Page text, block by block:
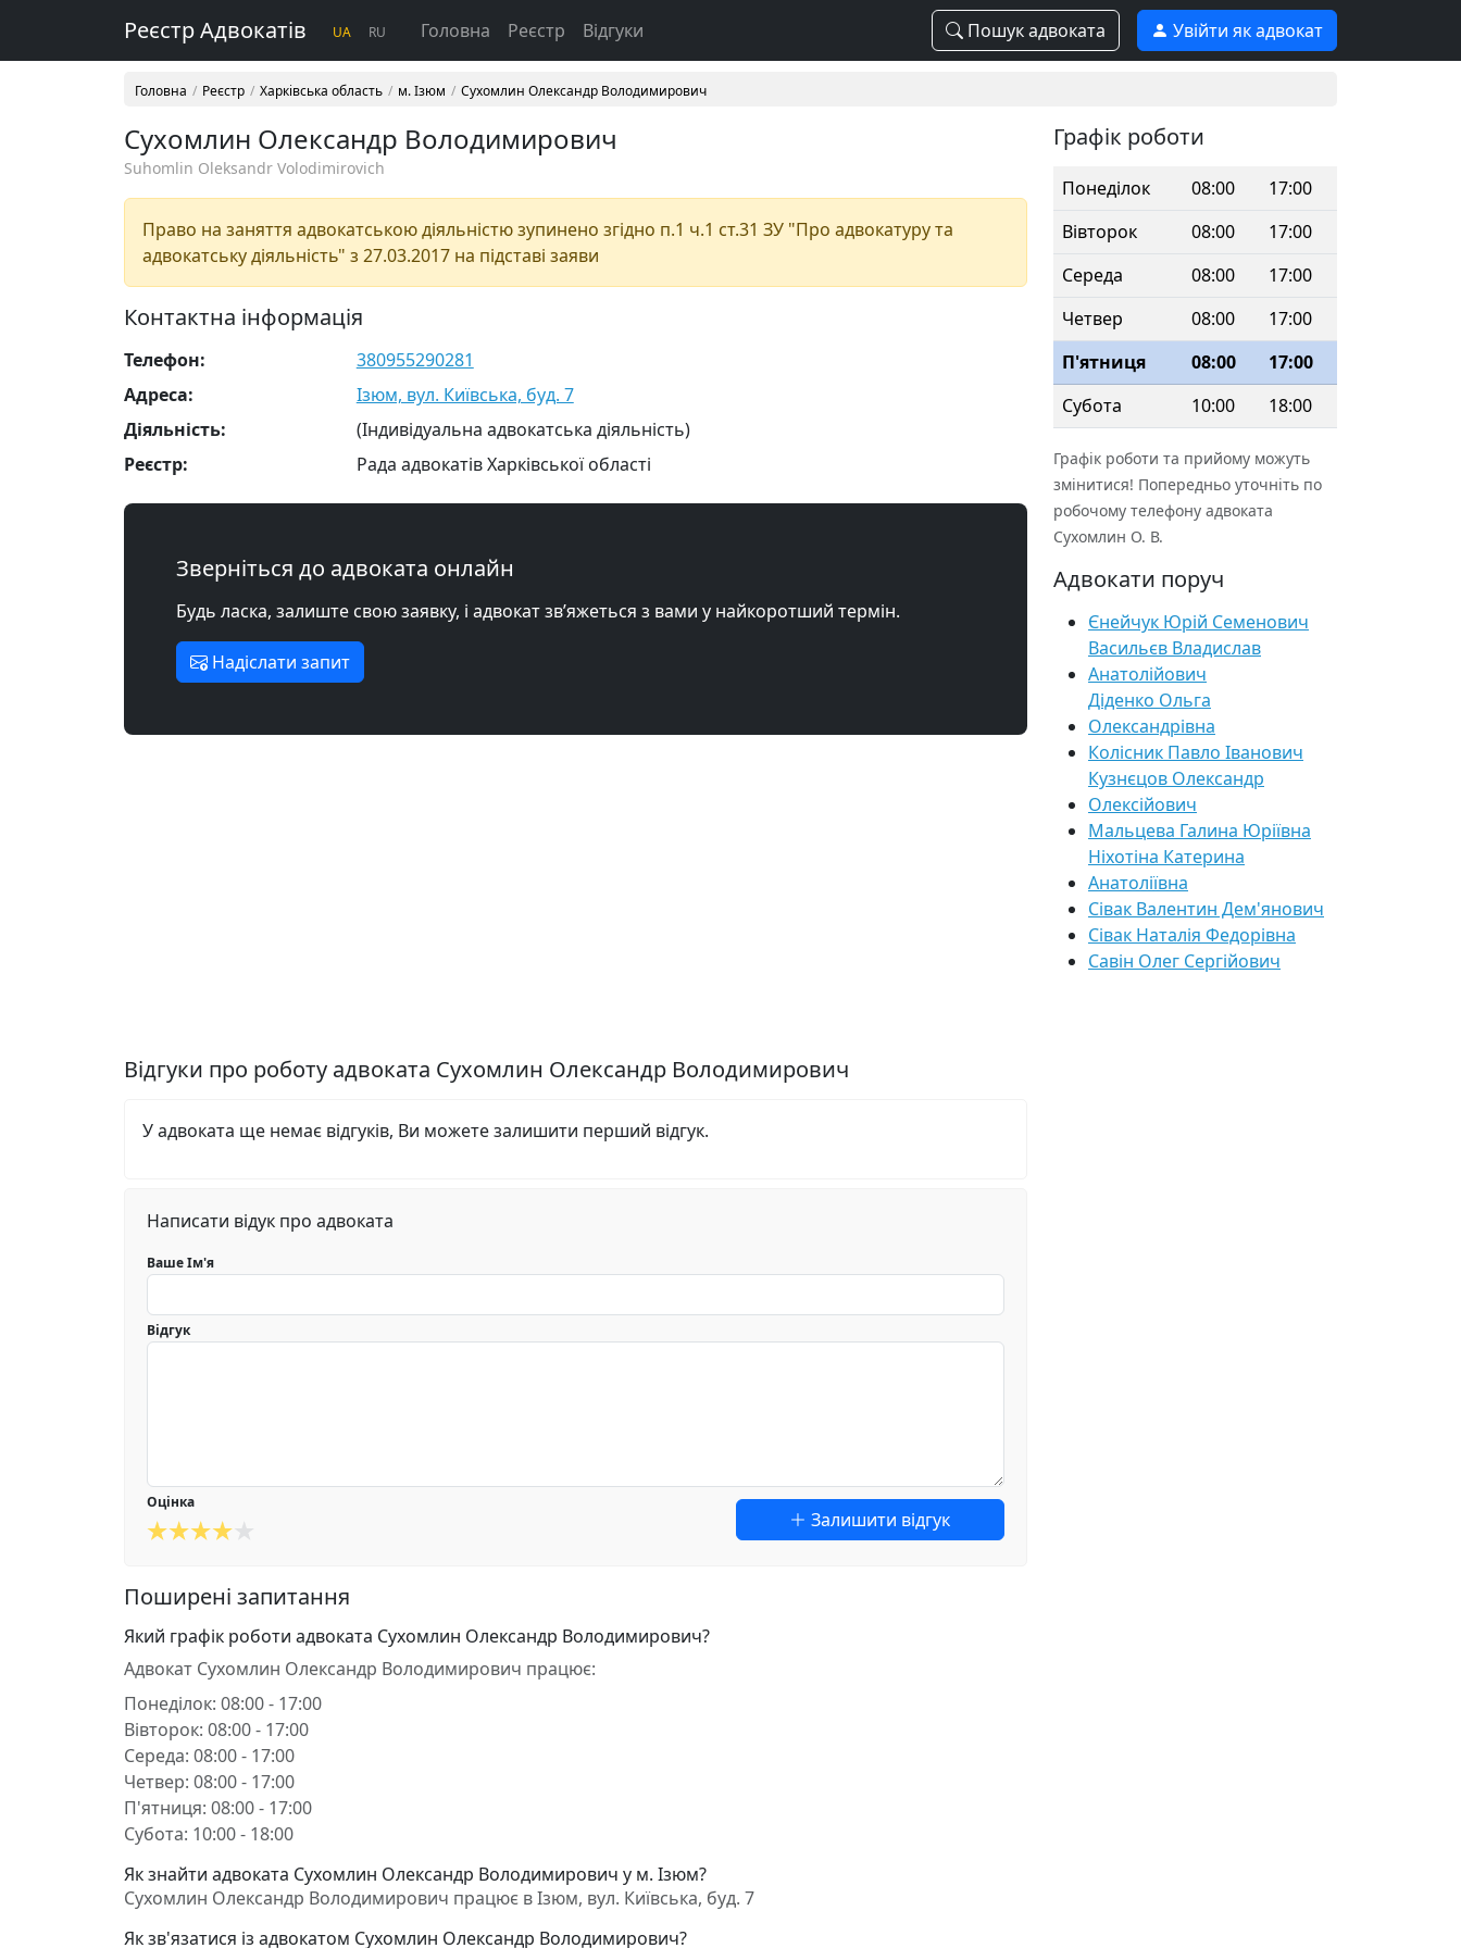
Реєстр Адвокатів UA RU Головна Реєстр Відгуки Пошук адвоката Увійти як адвокат
Головна Реєстр Харківська область м. Ізюм Сухомлин Олександр Володимирович
Сухомлин Олександр Володимирович
Suhomlin Oleksandr Volodimirovich
Право на заняття адвокатською діяльністю зупинено згідно п.1 ч.1 ст.31 ЗУ "Про адвокатуру та
адвокатську діяльність" з 27.03.2017 на підставі заяви
Контактна інформація
Телефон:
380955290281
Адреса:
Ізюм, вул. Київська, буд. 7
Діяльність:
(Індивідуальна адвокатська діяльність)
Реєстр:
Рада адвокатів Харківської області
Зверніться до адвоката онлайн
Будь ласка, залиште свою заявку, і адвокат зв’яжеться з вами у найкоротший термін.
Надіслати запит
Відгуки про роботу адвоката Сухомлин Олександр Володимирович
У адвоката ще немає відгуків, Ви можете залишити перший відгук.
Написати відук про адвоката
Ваше Ім'я
Відгук
Оцінка
Залишити відгук
Поширені запитання
Який графік роботи адвоката Сухомлин Олександр Володимирович?
Адвокат Сухомлин Олександр Володимирович працює:
Понеділок: 08:00 - 17:00
Вівторок: 08:00 - 17:00
Середа: 08:00 - 17:00
Четвер: 08:00 - 17:00
П'ятниця: 08:00 - 17:00
Субота: 10:00 - 18:00
Як знайти адвоката Сухомлин Олександр Володимирович у м. Ізюм?
Сухомлин Олександр Володимирович працює в Ізюм, вул. Київська, буд. 7
Як зв'язатися із адвокатом Сухомлин Олександр Володимирович?
Графік роботи
Понеділок 08:00
17:00
Вівторок
08:00
17:00
Середа
08:00
17:00
Четвер
08:00
17:00
П'ятниця
08:00
17:00
Субота
10:00 18:00
Графік роботи та прийому можуть
змінитися! Попередньо уточніть по
робочому телефону адвоката
Сухомлин О. В.
Адвокати поруч
Єнейчук Юрій Семенович
Васильєв Владислав
Анатолійович
Діденко Ольга
Олександрівна
Колісник Павло Іванович
Кузнєцов Олександр
Олексійович
Мальцева Галина Юріївна
Ніхотіна Катерина
Анатоліївна
Сівак Валентин Дем'янович
Сівак Наталія Федорівна
Савін Олег Сергійович